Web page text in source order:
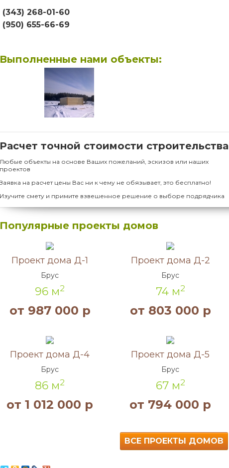
(343) 268-01-60
(950) 655-66-69
Выполненные нами объекты:
Расчет точной стоимости строительства
Любые объекты на основе Ваших пожеланий, эскизов или наших
проектов
Заявка на расчет цены Вас ни к чему не обязывает, это бесплатно!
Изучите смету и примите взвешенное решение о выборе подрядчика
Популярные проекты домов
Проект дома Д-1
Брус
96 м2
от 987 000 р
Проект дома Д-2
Брус
74 м2
от 803 000 р
Проект дома Д-4
Брус
86 м2
от 1 012 000 р
Проект дома Д-5
Брус
67 м2
от 794 000 р
ВСЕ ПРОЕКТЫ ДОМОВ